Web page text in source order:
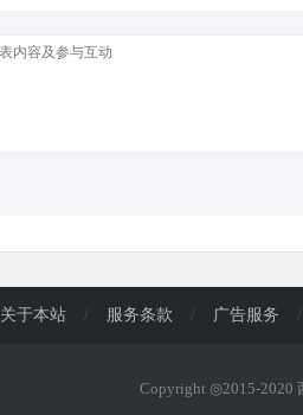
关于本站 / 服务条款 / 广告服务 /
Copyright ◎2015-2020